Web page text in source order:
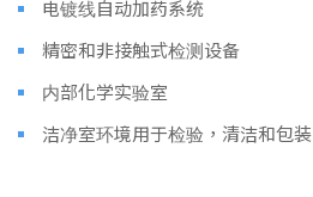
电镀线自动加药系统
精密和非接触式检测设备
内部化学实验室
洁净室环境用于检验，清洁和包装